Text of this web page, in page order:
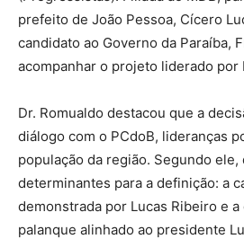
prefeito de João Pessoa, Cícero
candidato ao Governo da Paraíba,
acompanhar o projeto liderado por
Dr. Romualdo destacou que a
diálogo com o PCdoB, lideranças
população da região. Segundo
determinantes para a definição: a
demonstrada por Lucas Ribeiro e a
palanque alinhado ao presidente